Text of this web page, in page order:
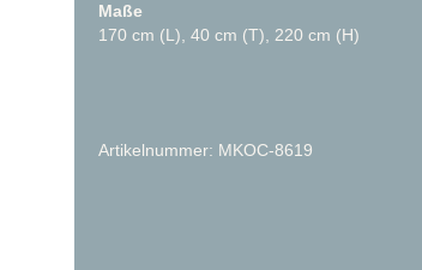
Maße
170 cm (L), 40 cm (T), 220 cm (H)
Artikelnummer: MKOC-8619